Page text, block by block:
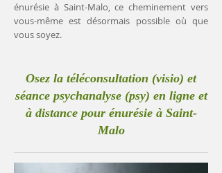
énurésie à Saint-Malo, ce cheminement vers
vous-même est désormais possible où que
vous soyez.
Osez la téléconsultation (visio) et
séance psychanalyse (psy) en ligne et
à distance pour énurésie à Saint-
Malo